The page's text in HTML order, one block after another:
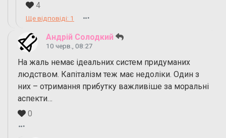
4
Ще відповіді: 1
Андрій Солодкий
10 черв., 08:27
На жаль немає ідеальних систем придуманих
людством. Капіталізм теж має недоліки. Один з
них – отримання прибутку важливіше за моральні
аспекти…
0